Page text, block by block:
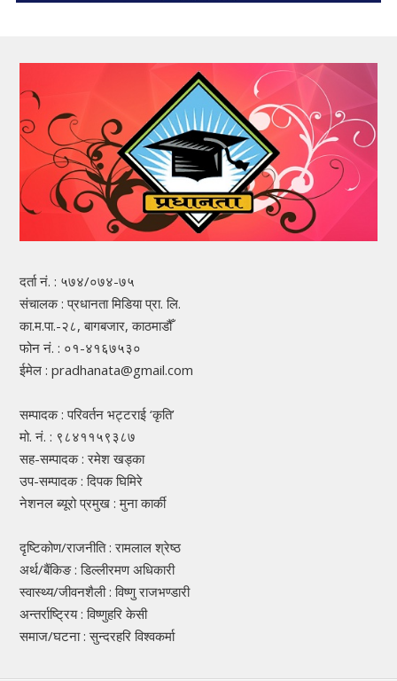
दर्ता नं. : ५७४/०७४-७५
संचालक : प्रधानता मिडिया प्रा. लि.
का.म.पा.-२८, बागबजार, काठमाडौँ
फोन नं. : ०१-४१६७५३०
ईमेल : pradhanata@gmail.com
सम्पादक : परिवर्तन भट्टराई ‘कृति’
मो. नं. : ९८४११५९३८७
सह-सम्पादक : रमेश खड्का
उप-सम्पादक : दिपक घिमिरे
नेशनल ब्यूरो प्रमुख : मुना कार्की
दृष्टिकोण/राजनीति : रामलाल श्रेष्ठ
अर्थ/बैंकिङ : डिल्लीरमण अधिकारी
स्वास्थ्य/जीवनशैली : विष्णु राजभण्डारी
अन्तर्राष्ट्रिय : विष्णुहरि केसी
समाज/घटना : सुन्दरहरि विश्वकर्मा